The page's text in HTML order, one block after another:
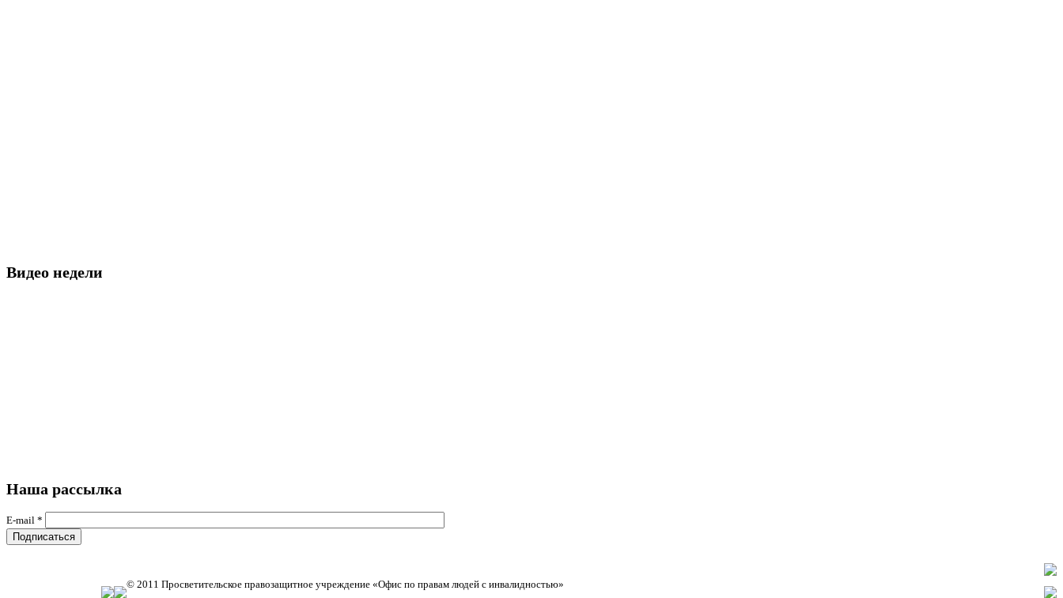
Видео недели
Наша рассылка
E-mail *
© 2011 Просветительское правозащитное учреждение «Офис по правам людей с инвалидностью»